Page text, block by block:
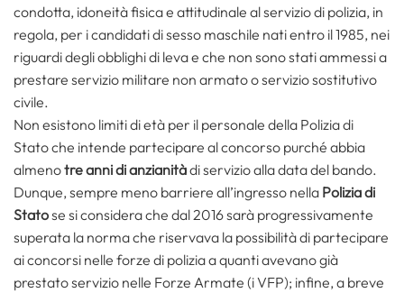
condotta, idoneità fisica e attitudinale al servizio di polizia, in
regola, per i candidati di sesso maschile nati entro il 1985, nei
riguardi degli obblighi di leva e che non sono stati ammessi a
prestare servizio militare non armato o servizio sostitutivo
civile.
Non esistono limiti di età per il personale della Polizia di
Stato che intende partecipare al concorso purché abbia
almenotre anni di anzianitàdi servizio alla data del bando.
Dunque, sempre meno barriere all’ingresso nella Polizia di
Statose si considera che dal 2016 sarà progressivamente
superata la norma che riservava la possibilità di partecipare
ai concorsi nelle forze di polizia a quanti avevano già
prestato servizio nelle Forze Armate (i VFP); infine, a breve